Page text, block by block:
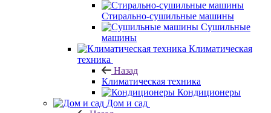
Стирально-сушильные машины
Сушильные
машины
Климатическая
техника
Назад
Климатическая техника
Кондиционеры
Дом и сад